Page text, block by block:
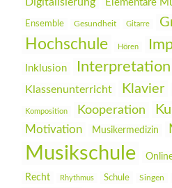
Elementare
Ensemble Gesundheit Gitarre
Hochschule Hören
Inklusion Interpretation
Klassenunterricht Klavier
Komposition Kooperation
Motivation Musikermedizin
Musikschule
Recht Rhythmus Schule Singen